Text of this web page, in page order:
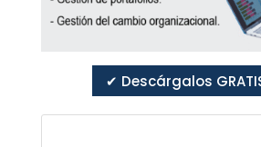
✔ Descárgalos